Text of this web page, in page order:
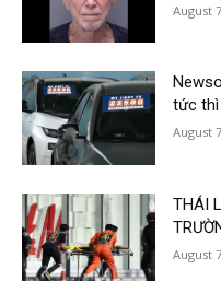
August
tức thì
August
THÁI
August